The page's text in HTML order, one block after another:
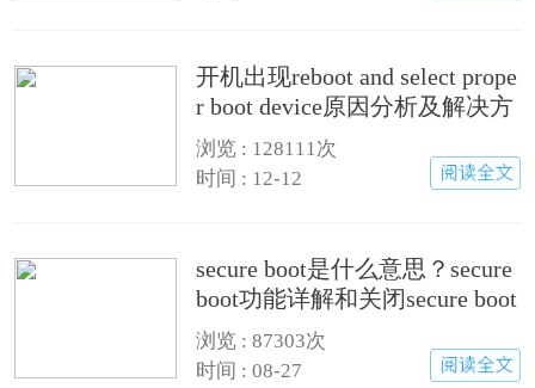
开机出现reboot and select prope
r boot device原因分析及解决方
法
浏览 : 128111次
时间 : 12-12
secure boot是什么意思？secure
boot功能详解和关闭secure boot
方法
浏览 :87303次
时间 : 08-27